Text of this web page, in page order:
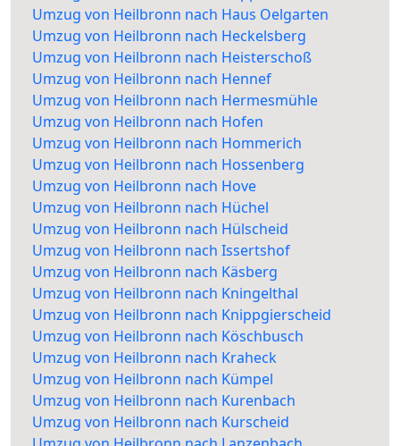
Umzug von Heilbronn nach Haus Oelgarten
Umzug von Heilbronn nach Heckelsberg
Umzug von Heilbronn nach Heisterschoß
Umzug von Heilbronn nach Hennef
Umzug von Heilbronn nach Hermesmühle
Umzug von Heilbronn nach Hofen
Umzug von Heilbronn nach Hommerich
Umzug von Heilbronn nach Hossenberg
Umzug von Heilbronn nach Hove
Umzug von Heilbronn nach Hüchel
Umzug von Heilbronn nach Hülscheid
Umzug von Heilbronn nach Issertshof
Umzug von Heilbronn nach Käsberg
Umzug von Heilbronn nach Kningelthal
Umzug von Heilbronn nach Knippgierscheid
Umzug von Heilbronn nach Köschbusch
Umzug von Heilbronn nach Kraheck
Umzug von Heilbronn nach Kümpel
Umzug von Heilbronn nach Kurenbach
Umzug von Heilbronn nach Kurscheid